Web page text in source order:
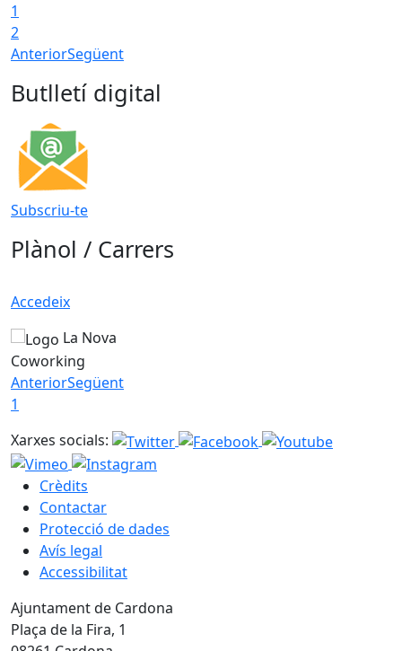
1
2
AnteriorSegüent
Butlletí digital
Subscriu-te
Plànol / Carrers
Accedeix
La Nova
Coworking
AnteriorSegüent
1
Xarxes socials:
Crèdits
Contactar
Protecció de dades
Avís legal
Accessibilitat
Ajuntament de Cardona
Plaça de la Fira, 1